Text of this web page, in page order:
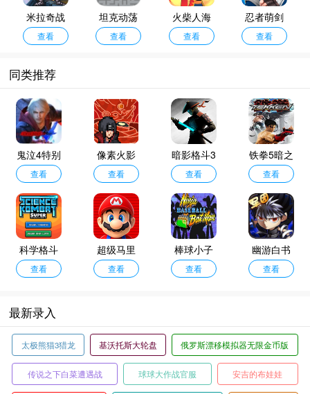
米拉奇战
记单机版
查看
坦克动荡
最新版
查看
火柴人海
盗战争
查看
忍者萌剑
传
查看
同类推荐
鬼泣4特别
版
查看
像素火影
单机版
查看
暗影格斗3
中文版
查看
铁拳5暗之
复苏
查看
科学格斗
查看
超级马里
奥3d大陆
查看
棒球小子
查看
幽游白书
手机版
查看
最新录入
太极熊猫3猎龙 基沃托斯大轮盘 俄罗斯漂移模拟器无限金币版
传说之下白菜遭遇战 球球大作战官服 安吉的布娃娃